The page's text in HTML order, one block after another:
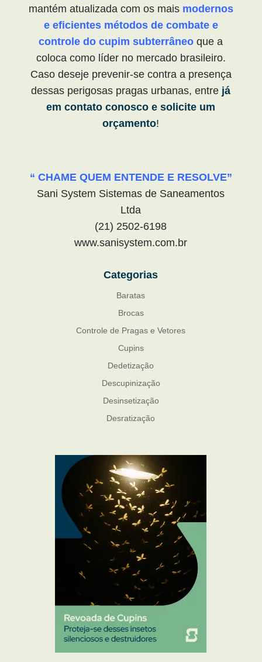
mantém atualizada com os mais modernos
e eficientes métodos de combate e
controle do cupim subterrâneo que a
coloca como líder no mercado brasileiro.
Caso deseje prevenir-se contra a presença
dessas perigosas pragas urbanas, entre já
em contato conosco e solicite um
orçamento!
“ CHAME QUEM ENTENDE E RESOLVE”
Sani System Sistemas de Saneamentos
Ltda
(21) 2502-6198
www.sanisystem.com.br
Categorias
Baratas
Brocas
Controle de Pragas e Vetores
Cupins
Dedetização
Descupinização
Desinsetização
Desratização
Mosquito Mist
Mosquitos
Percevejo de Cama
Pulgas e Carrapatos
Ratos
Sanitização
Traças